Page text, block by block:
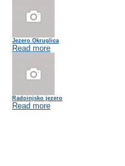
Jezero Okruglica
Read more
Radoinjsko jezero
Read more